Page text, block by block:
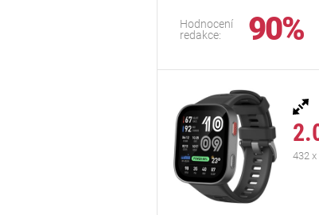
Hodnocení
redakce:
90%
432 x